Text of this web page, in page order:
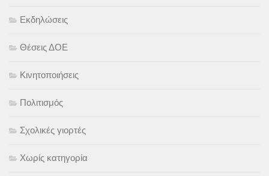
Εκδηλώσεις
Θέσεις ΔΟΕ
Κινητοποιήσεις
Πολιτισμός
Σχολικές γιορτές
Χωρίς κατηγορία